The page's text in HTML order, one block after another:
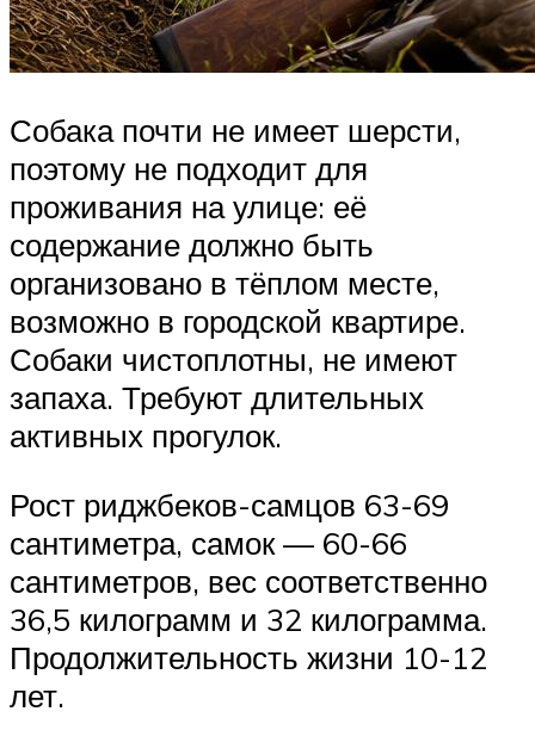
Собака почти не имеет шерсти,
поэтому не подходит для
проживания на улице: её
содержание должно быть
организовано в тёплом месте,
возможно в городской квартире.
Собаки чистоплотны, не имеют
запаха. Требуют длительных
активных прогулок.
Рост риджбеков-самцов 63-69
сантиметра, самок — 60-66
сантиметров, вес соответственно
36,5 килограмм и 32 килограмма.
Продолжительность жизни 10-12
лет.